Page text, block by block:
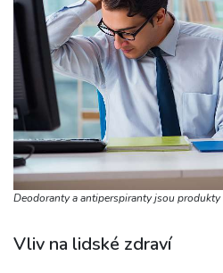
Deodoranty a antiperspiranty jsou
Vliv na lidské zdraví